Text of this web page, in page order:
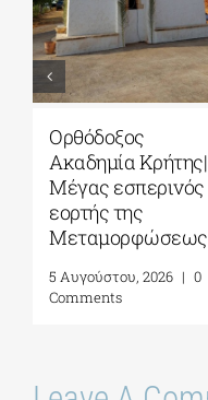
Ομιλία της Βίκυς
Φλέσσα στο ΓΑΚ/
Ιστορικό Αρχείο –
Μουσείο Ύδρας|
08 Αυγούστου
7 Αυγούστου, 2026